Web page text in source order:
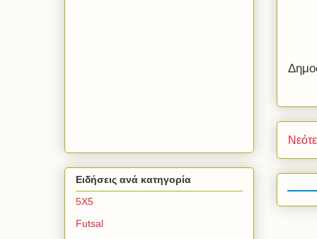
Ειδήσεις ανά κατηγορία
5Χ5
Futsal